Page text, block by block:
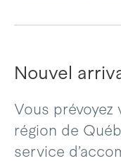
Nouvel
Vous prévoyez
région de
service